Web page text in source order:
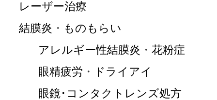
レーザー治療
結膜炎 ・ ものもらい
アレルギー性結膜炎 ・ 花粉症
眼精疲労 ・
ドライアイ
眼鏡･コンタクトレンズ処方